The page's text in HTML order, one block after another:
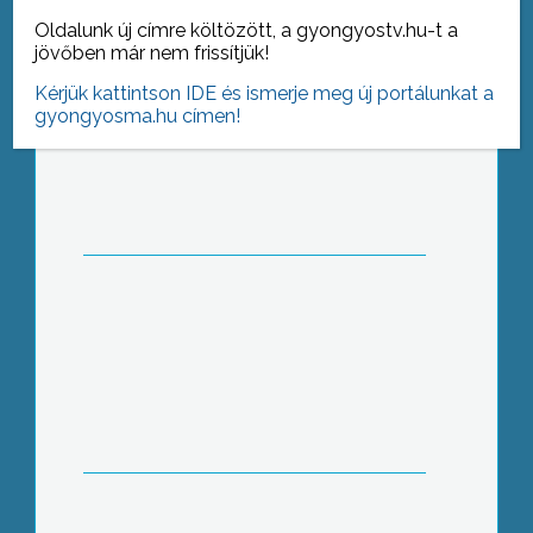
Idén negyedszer adott otthont a
mátrafüredi Mátra Szakképző Iskola a
Kárpát-Medencei Történelem Tanárok
Táborának
Oldalunk új címre költözött, a gyongyostv.hu-t a
jövőben már nem frissítjük!
Kérjük kattintson IDE és ismerje meg új portálunkat a
gyongyosma.hu címen!